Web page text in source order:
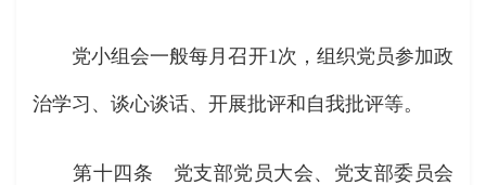
党小组会一般每月召开1次，组织党员参加政
治学习、谈心谈话、开展批评和自我批评等。
第十四条 党支部党员大会、党支部委员会